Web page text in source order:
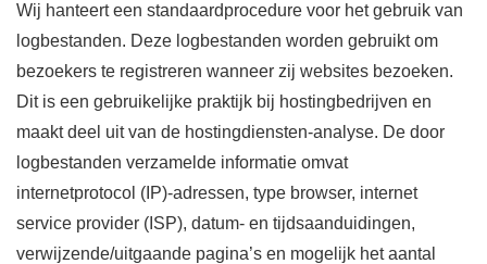
Wij hanteert een standaardprocedure voor het gebruik van
logbestanden. Deze logbestanden worden gebruikt om
bezoekers te registreren wanneer zij websites bezoeken.
Dit is een gebruikelijke praktijk bij hostingbedrijven en
maakt deel uit van de hostingdiensten-analyse. De door
logbestanden verzamelde informatie omvat
internetprotocol (IP)-adressen, type browser, internet
service provider (ISP), datum- en tijdsaanduidingen,
verwijzende/uitgaande pagina’s en mogelijk het aantal